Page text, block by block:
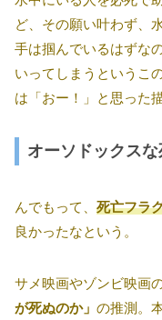
ど、その願い叶わず、
手は掴んでいるはずな
いってしまうというこ
は「おー！」と思った
オーソドックス
んでもって、 死亡フラ
良かったなという。
サメ映画やゾンビ映画
が死ぬのか」 の推測。